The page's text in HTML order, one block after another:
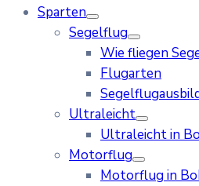
Sparten
Segelflug
Wie fliegen
Flugarten
Ultraleicht
Ultraleicht in
Motorflug
Motorflug in